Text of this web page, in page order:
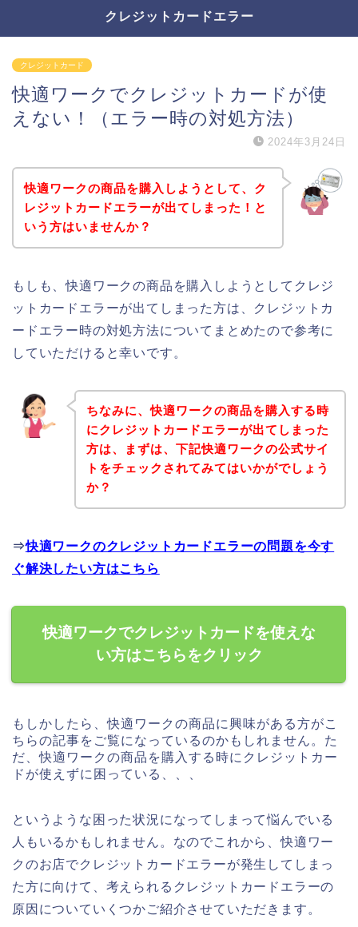
クレジットカードエラー
クレジットカード
快適ワークでクレジットカードが使
えない！（エラー時の対処方法）
2024年3月24日
快適ワークの商品を購入しようとして、ク
レジットカードエラーが出てしまった！と
いう方はいませんか？
もしも、快適ワークの商品を購入しようとしてクレジ
ットカードエラーが出てしまった方は、クレジットカ
ードエラー時の対処方法についてまとめたので参考に
していただけると幸いです。
ちなみに、快適ワークの商品を購入する時
にクレジットカードエラーが出てしまった
方は、まずは、下記快適ワークの公式サイ
トをチェックされてみてはいかがでしょう
か？
⇒快適ワークのクレジットカードエラーの問題を今す
ぐ解決したい方はこちら
快適ワークでクレジットカードを使えな
い方はこちらをクリック
もしかしたら、快適ワークの商品に興味がある方がこ
ちらの記事をご覧になっているのかもしれません。た
だ、快適ワークの商品を購入する時にクレジットカー
ドが使えずに困っている、、、
というような困った状況になってしまって悩んでいる
人もいるかもしれません。なのでこれから、快適ワー
クのお店でクレジットカードエラーが発生してしまっ
た方に向けて、考えられるクレジットカードエラーの
原因についていくつかご紹介させていただきます。